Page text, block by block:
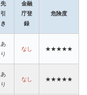
先
引
き
金融
庁登
録
危険度
あ
り
なし ★★★★★
あ
り
なし ★★★★★